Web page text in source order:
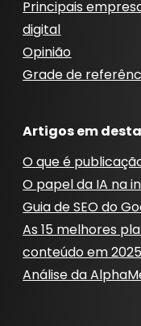
Principais
digital
Opinião
Grade de
Artigos em
O que é
O papel da IA ​​na
Guia de SEO do
As 15 melhores
conteúdo em 2025
Análise da